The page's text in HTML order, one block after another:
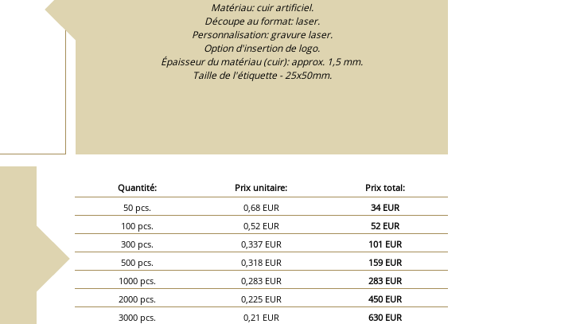
Matériau: cuir artificiel.
Découpe au format: laser.
Personnalisation: gravure laser.
Option d'insertion de logo.
Épaisseur du matériau (cuir): approx. 1,5 mm.
Taille de l'étiquette - 25x50mm.
Quantité: Prix unitaire:
Prix total:
50 pcs.
0,68 EUR
34 EUR
100 pcs.
0,52 EUR
52 EUR
300 pcs.
0,337 EUR
101 EUR
500 pcs.
0,318 EUR
159 EUR
1000 pcs.
0,283 EUR
283 EUR
2000 pcs.
0,225 EUR
450 EUR
3000 pcs.
0,21 EUR
630 EUR